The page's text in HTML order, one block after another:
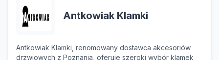
Antkowiak Klamki
Antkowiak Klamki, renomowany dostawca akcesoriów
drzwiowych z Poznania, oferuje szeroki wybór klamek